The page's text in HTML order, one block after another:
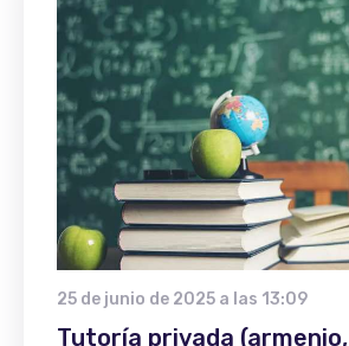
25 de junio de 2025 a las 13:09
Tutoría privada (armenio,